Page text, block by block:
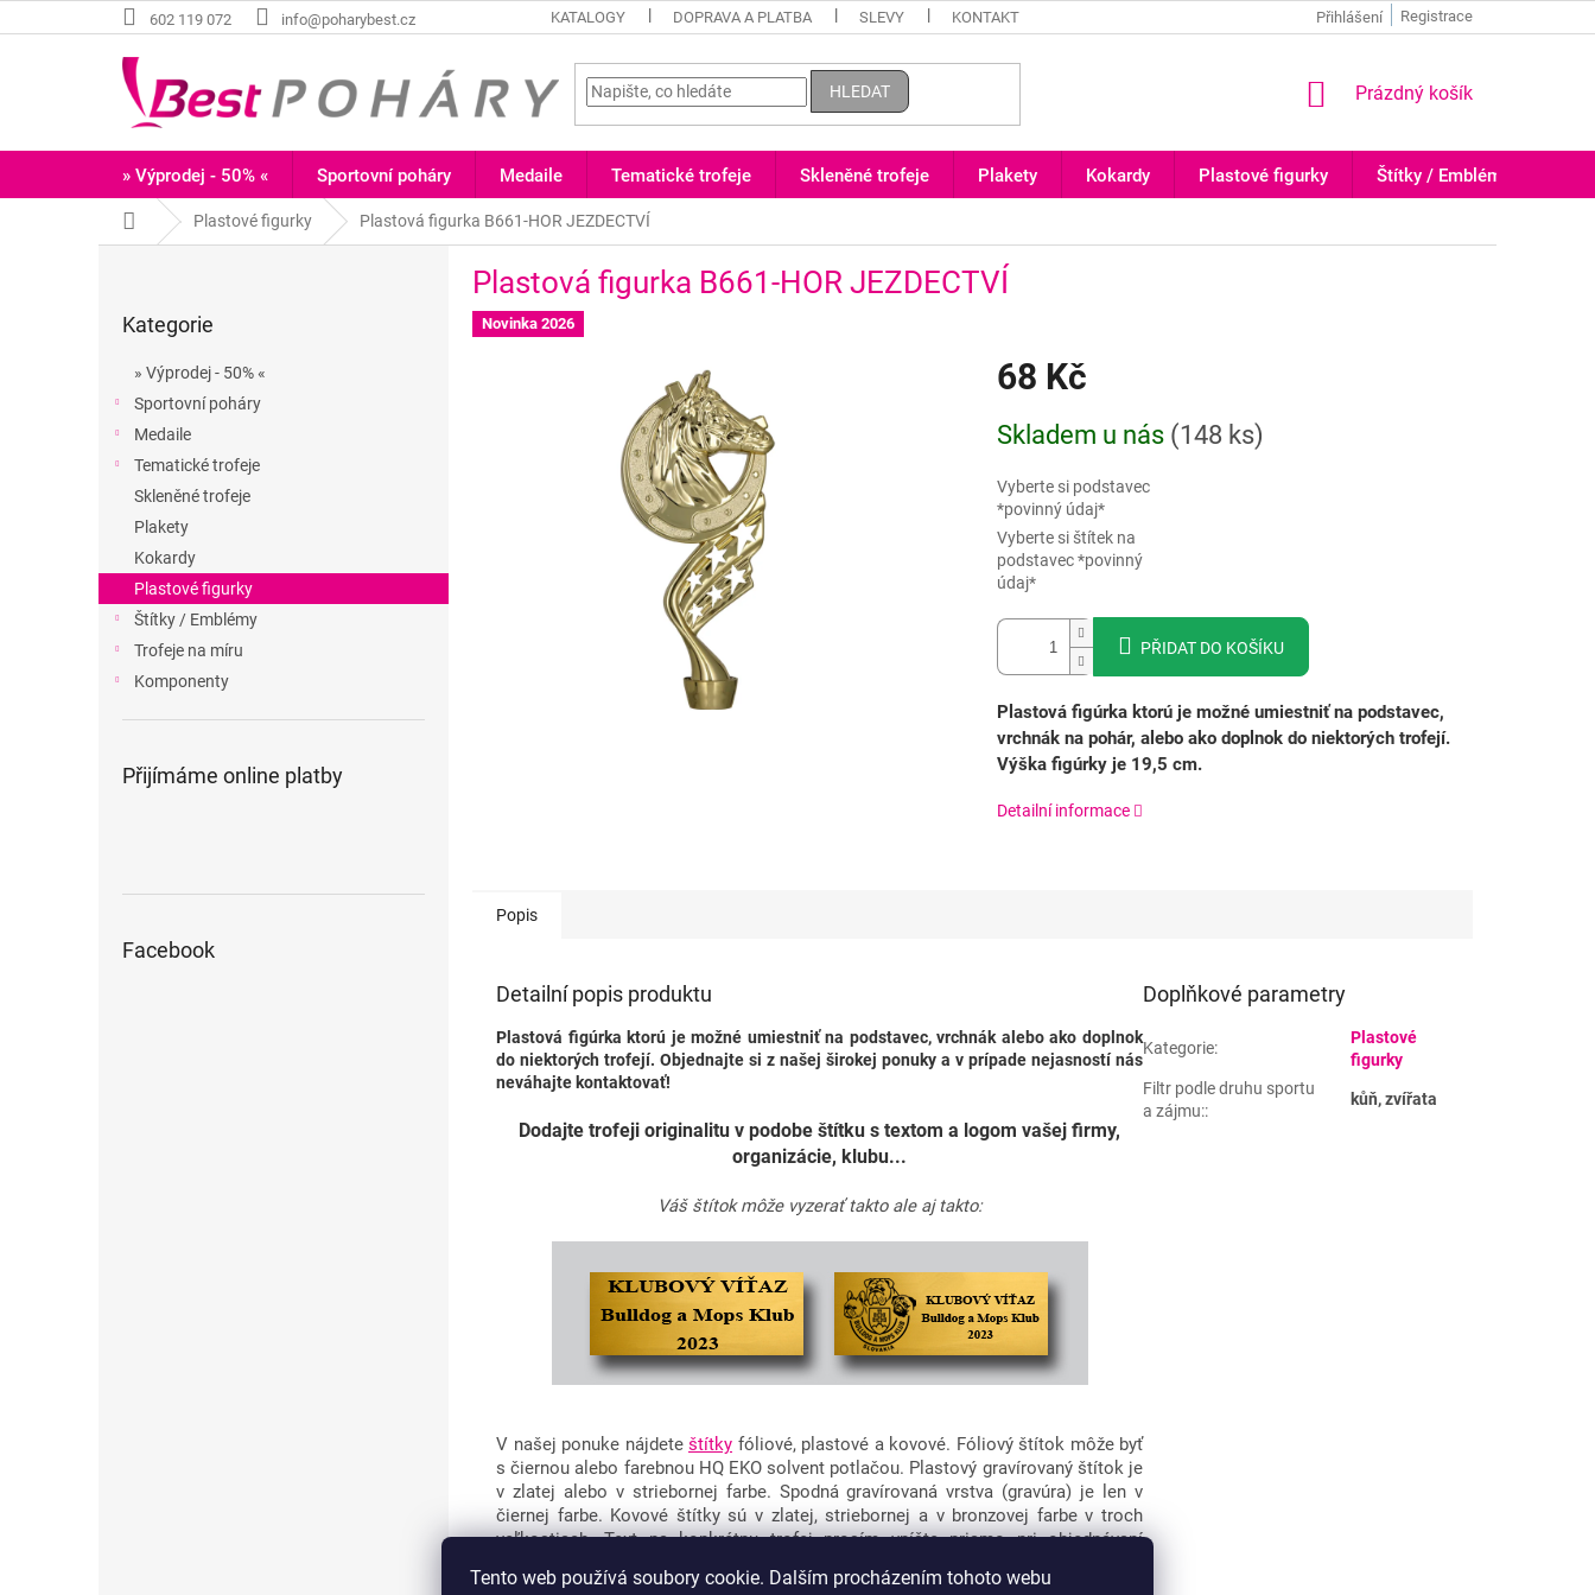
Tento web používá soubory cookie. Dalším procházením tohoto webu
na
602 119 072 info@poharybest.cz KATALOGY DOPRAVA A PLATBA SLEVY KONTAKT Registrace
Přihlášení
HLEDAT
NÁKUPNÍ
Prázdný košík
» Výprodej - 50% « Sportovní poháry Medaile Tematické trofeje Skleněné trofeje Plakety Kokardy Plastové figurky Štítky / Emblémy
Domů Plastové figurky Plastová figurka B661-HOR JEZDECTVÍ
e
l
kategorie
Kategorie
» Výprodej - 50% «
Sportovní poháry
Medaile
Tematické trofeje
Skleněné trofeje
Plakety
Kokardy
Plastové figurky
Štítky / Emblémy
Trofeje na míru
Komponenty
Přijímáme online platby
Facebook
Plastová figurka B661-HOR JEZDECTVÍ
Novinka 2026
68 Kč
cena:
Skladem u nás (148 ks)
Vyberte si podstavec
*povinný údaj*
Vyberte si štítek na
podstavec *povinný
údaj*
PŘIDAT DO KOŠÍKU
Plastová figúrka ktorú je možné umiestniť na podstavec,
vrchnák na pohár, alebo ako doplnok do niektorých trofejí.
Výška figúrky je 19,5 cm.
Detailní informace
Popis
Detailní popis produktu
Plastová figúrka ktorú je možné umiestniť na podstavec, vrchnák alebo ako doplnok
do niektorých trofejí. Objednajte si z našej širokej ponuky a v prípade nejasností nás
neváhajte kontaktovať!
Dodajte trofeji originalitu v podobe štítku s textom a logom vašej firmy,
organizácie, klubu...
Váš štítok môže vyzerať takto ale aj takto:
V našej ponuke nájdete štítky fóliové, plastové a kovové. Fóliový štítok môže byť
s čiernou alebo farebnou HQ EKO solvent potlačou. Plastový gravírovaný štítok je
v zlatej alebo v striebornej farbe. Spodná gravírovaná vrstva (gravúra) je len v
čiernej farbe. Kovové štítky sú v zlatej, striebornej a v bronzovej farbe v troch
veľkostiach. Text na konkrétnu trofej prosím vpíšte priamo pri objednávaní
Doplňkové parametry
Kategorie:
Plastové
figurky
Filtr podle druhu sportu
a zájmu::
kůň, zvířata